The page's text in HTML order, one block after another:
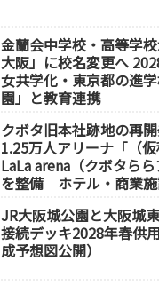
金蘭会中学校・高等学
大阪」に校名変更へ
女共学化・東京都の進
園」と教育連携
クボタ旧本社跡地の再
1.25万人アリーナ「（
LaLa arena（クボタらら
を整備 ホテル・商業
JR大阪城公園と大阪城
接続デッキ2028年春供
成予想図公開）